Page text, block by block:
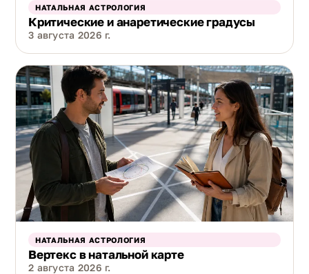
НАТАЛЬНАЯ АСТРОЛОГИЯ
Критические и анаретические градусы
3 августа 2026 г.
НАТАЛЬНАЯ АСТРОЛОГИЯ
Вертекс в натальной карте
2 августа 2026 г.